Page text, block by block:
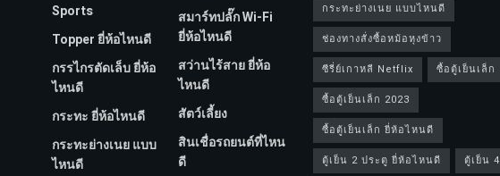
Sports
Topper ยี่ห้อไหนดี
กรรไกรตัดเล็บ ยี่ห้อ
ไหนดี
กระทะ ยี่ห้อไหนดี
กระทะย่างเนย แบบ
ไหนดี
สมาร์ทปลั๊ก Wi-Fi
ยี่ห้อไหนดี
สว่านไร้สาย ยี่ห้อ
ไหนดี
สัตว์เลี้ยง
สินเชื่อรถยนต์ที่ไหน
ดี
กระทะย่างเนย แบบไหนดี
ช่องทางสั่งซื้อหม้อหุงข้าว
ซีรี่ย์เกาหลี Netflix
ซื้อตู้เย็นเล็ก
ซื้อตู้เย็นเล็ก 2023
ซื้อตู้เย็นเล็ก ยี่ห้อไหนดี
ตู้เย็น 2 ประตู ยี่ห้อไหนดี
ตู้เย็น